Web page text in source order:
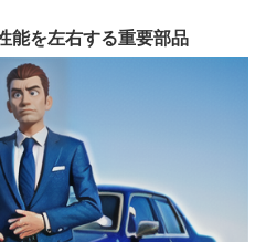
能を左右する重要部品